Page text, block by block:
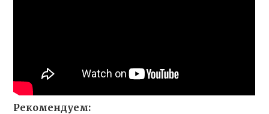
Рекомендуем: